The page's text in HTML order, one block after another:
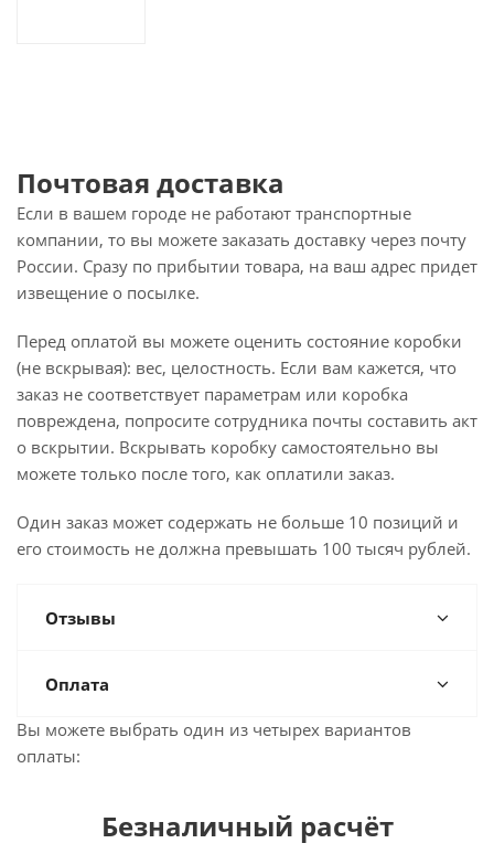
Почтовая доставка
Если в вашем городе не работают транспортные
компании, то вы можете заказать доставку через почту
России. Сразу по прибытии товара, на ваш адрес придет
извещение о посылке.
Перед оплатой вы можете оценить состояние коробки
(не вскрывая): вес, целостность. Если вам кажется, что
заказ не соответствует параметрам или коробка
повреждена, попросите сотрудника почты составить акт
о вскрытии. Вскрывать коробку самостоятельно вы
можете только после того, как оплатили заказ.
Один заказ может содержать не больше 10 позиций и
его стоимость не должна превышать 100 тысяч рублей.
Отзывы
Оплата
Вы можете выбрать один из четырех вариантов
оплаты:
Безналичный расчёт